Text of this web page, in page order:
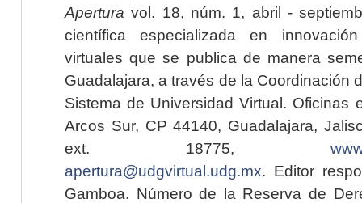
Apertura vol. 18, núm. 1, abril -
científica especializada en
virtuales que se publica de manera
Guadalajara, a través de la Coordinación
Sistema de Universidad Virtual. Oficinas
Arcos Sur, CP 44140, Guadalajara,
ext. 18775,
apertura@udgvirtual.udg.mx. Editor
Gamboa. Número de la Reserva de